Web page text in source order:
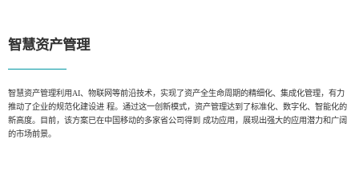
智慧资产管理
智慧资产管理利用AI、物联网等前沿技术，实现了资产全生命周期的精细化、集成化管理，有力
推动了企业的规范化建设进 程。通过这一创新模式，资产管理达到了标准化、数字化、智能化的
新高度。目前，该方案已在中国移动的多家省公司得到 成功应用，展现出强大的应用潜力和广阔
的市场前景。